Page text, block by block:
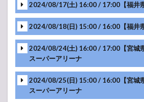
MC
MC
MC
MC
MC
MC
MC
MC
2024/08/17(土) 16:00 / 17:00【福井
MC
2024/08/18(日) 15:00 / 16:00【福井
2024/08/24(土) 16:00 / 17:00【宮城
スーパーアリーナ
2024/08/25(日) 15:00 / 16:00【宮城
スーパーアリーナ